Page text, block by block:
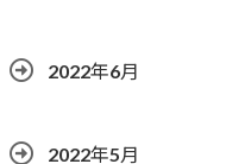
2022年6月
2022年5月